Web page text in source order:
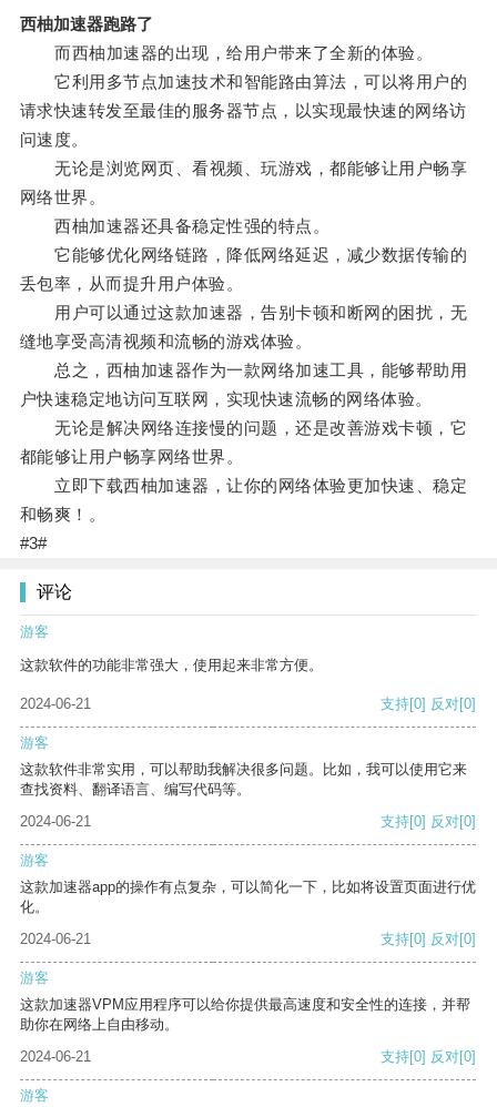
西柚加速器跑路了
而西柚加速器的出现，给用户带来了全新的体验。
它利用多节点加速技术和智能路由算法，可以将用户的
请求快速转发至最佳的服务器节点，以实现最快速的网络访
问速度。
无论是浏览网页、看视频、玩游戏，都能够让用户畅享
网络世界。
西柚加速器还具备稳定性强的特点。
它能够优化网络链路，降低网络延迟，减少数据传输的
丢包率，从而提升用户体验。
用户可以通过这款加速器，告别卡顿和断网的困扰，无
缝地享受高清视频和流畅的游戏体验。
总之，西柚加速器作为一款网络加速工具，能够帮助用
户快速稳定地访问互联网，实现快速流畅的网络体验。
无论是解决网络连接慢的问题，还是改善游戏卡顿，它
都能够让用户畅享网络世界。
立即下载西柚加速器，让你的网络体验更加快速、稳定
和畅爽！。
#3#
评论
游客
这款软件的功能非常强大，使用起来非常方便。
2024-06-21 支持[0] 反对[0]
游客
这款软件非常实用，可以帮助我解决很多问题。比如，我可以使用它来
查找资料、翻译语言、编写代码等。
2024-06-21
支持[0] 反对[0]
游客
这款加速器app的操作有点复杂，可以简化一下，比如将设置页面进行优
化。
2024-06-21
支持[0] 反对[0]
游客
这款加速器VPM应用程序可以给你提供最高速度和安全性的连接，并帮
助你在网络上自由移动。
2024-06-21
支持[0] 反对[0]
游客